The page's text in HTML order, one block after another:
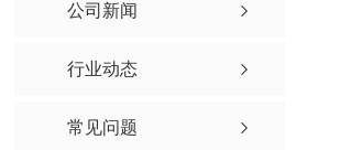
公司新闻
行业动态
常见问题